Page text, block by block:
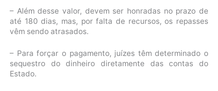
– Além desse valor, devem ser honradas no prazo de
até 180 dias, mas, por falta de recursos, os repasses
vêm sendo atrasados.
– Para forçar o pagamento, juízes têm determinado o
sequestro do dinheiro diretamente das contas do
Estado.